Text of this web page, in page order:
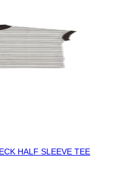
HALF SLEEVE TEE